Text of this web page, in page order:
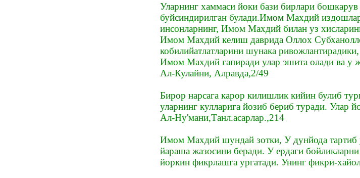
Уларнинг хаммаси йоки бази бирлари
буйсиндирилган булади.Имом Махдий
инсонларнинг, Имом Махдий билан уз
Имом Махдий келиш даврида Оллох
кобилийатлатларини шунака
Имом Махдий гапиради улар эшита олади ва у
Ал-Кулайни, Алравда,2/49
Бирор нарсага карор килишлик кийин булиб
уларнинг кулларига йозиб бериб туради. Улар
Ал-Ну'мани,Tанл.асарлар.,214
Имом Махдий шундай зотки, У дунйода тартиб
йараша жазосини беради. У ердаги
йоркин фикрлашга ургатади. Унинг фикри-